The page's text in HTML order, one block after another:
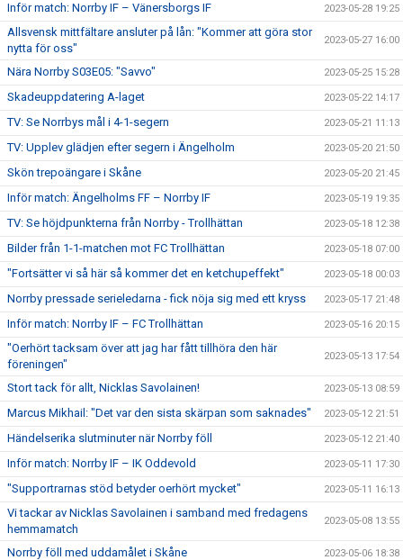
Inför match: Norrby IF – Vänersborgs IF 2023-05-28 19:25
Allsvensk mittfältare ansluter på lån: "Kommer att göra stor
nytta för oss"
2023-05-27 16:00
Nära Norrby S03E05: "Savvo" 2023-05-25 15:28
Skadeuppdatering A-laget 2023-05-22 14:17
TV: Se Norrbys mål i 4-1-segern 2023-05-21 11:13
TV: Upplev glädjen efter segern i Ängelholm 2023-05-20 21:50
Skön trepoängare i Skåne 2023-05-20 21:45
Inför match: Ängelholms FF – Norrby IF 2023-05-19 19:35
TV: Se höjdpunkterna från Norrby - Trollhättan 2023-05-18 12:38
Bilder från 1-1-matchen mot FC Trollhättan 2023-05-18 07:00
"Fortsätter vi så här så kommer det en ketchupeffekt" 2023-05-18 00:03
Norrby pressade serieledarna - fick nöja sig med ett kryss 2023-05-17 21:48
Inför match: Norrby IF – FC Trollhättan 2023-05-16 20:15
"Oerhört tacksam över att jag har fått tillhöra den här
föreningen"
2023-05-13 17:54
Stort tack för allt, Nicklas Savolainen! 2023-05-13 08:59
Marcus Mikhail: "Det var den sista skärpan som saknades" 2023-05-12 21:51
Händelserika slutminuter när Norrby föll 2023-05-12 21:40
Inför match: Norrby IF – IK Oddevold 2023-05-11 17:30
"Supportrarnas stöd betyder oerhört mycket" 2023-05-11 16:13
Vi tackar av Nicklas Savolainen i samband med fredagens
hemmamatch
2023-05-08 13:55
Norrby föll med uddamålet i Skåne 2023-05-06 18:38